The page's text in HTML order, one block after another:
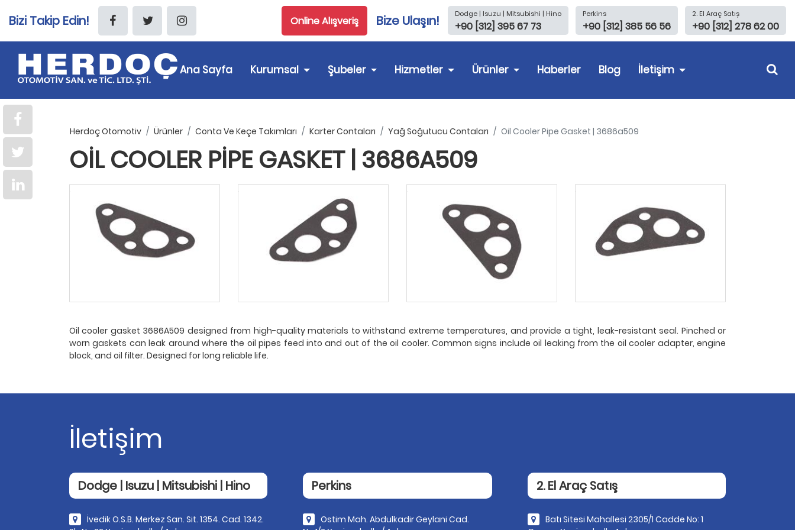
Bizi Takip Edin! 2. El Araç Satış
+90 [312] 278 62 00
Perkins
+90 [312] 385 56 56
Dodge | Isuzu | Mitsubishi | Hino
+90 [312] 395 67 73
Bize Ulaşın!
Online Alışveriş
Ana Sayfa Kurumsal Şubeler Hizmetler Ürünler Haberler Blog İletişim
Herdoç Otomotiv Ürünler Conta Ve Keçe Takımları Karter Contaları Yağ Soğutucu Contaları Oil Cooler Pipe Gasket | 3686a509
OIL COOLER PIPE GASKET | 3686A509
Oil cooler gasket 3686A509 designed from high-quality materials to withstand extreme temperatures, and provide a tight, leak-resistant seal. Pinched or
worn gaskets can leak around where the oil pipes feed into and out of the oil cooler. Common signs include oil leaking from the oil cooler adapter, engine
block, and oil filter. Designed for long reliable life.
İletişim
Dodge | Isuzu | Mitsubishi | Hino
İvedik O.S.B. Merkez San. Sit. 1354. Cad. 1342.
Perkins
Ostim Mah. Abdulkadir Geylani Cad.
2. El Araç Satış
Batı Sitesi Mahallesi 2305/1 Cadde No: 1